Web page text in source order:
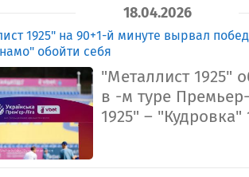
18.04.2026
1925" на 90+1-й минуте вырвал
обойти себя
"Металлист 1925"
в -м туре
1925" –